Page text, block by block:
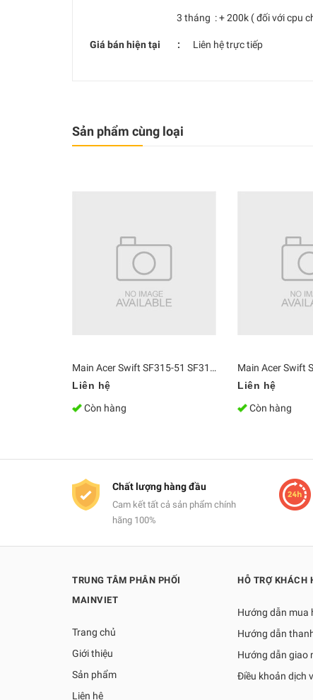
3 tháng : + 200k ( đối với cpu
Giá bán hiện tại : Liên hệ trực tiếp
Sản phẩm cùng loại
Main Acer Swift SF315-51 SF315-51G i5-7200U PEGATRON BE5EA
Liên hệ
Còn hàng
Liên hệ
Còn hàng
Chất lượng hàng đầu
Cam kết tất cả sản phẩm chính
hãng 100%
TRUNG TÂM PHÂN PHỐI
MAINVIET
Trang chủ
Giới thiệu
Sản phẩm
Liên hệ
HỖ TRỢ KHÁCH
Hướng dẫn mua
Hướng dẫn
Hướng dẫn giao
Điều khoản dịch